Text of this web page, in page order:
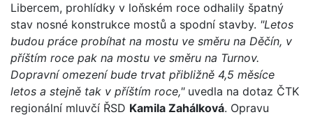
Libercem, prohlídky v loňském roce odhalily špatný
stav nosné konstrukce mostů a spodní stavby. "Letos
budou práce probíhat na mostu ve směru na Děčín, v
příštím roce pak na mostu ve směru na Turnov.
Dopravní omezení bude trvat přibližně 4,5 měsíce
letos a stejně tak v příštím roce," uvedla na dotaz ČTK
regionální mluvčí ŘSD Kamila Zahálková. Opravu